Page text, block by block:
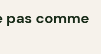
pas comme